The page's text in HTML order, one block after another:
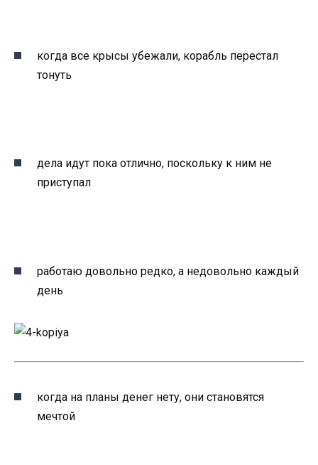
когда все крысы убежали, корабль перестал
тонуть
дела идут пока отлично, поскольку к ним не
приступал
работаю довольно редко, а недовольно каждый
день
когда на планы денег нету, они становятся
мечтой